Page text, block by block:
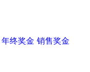
年终奖金 销售奖金